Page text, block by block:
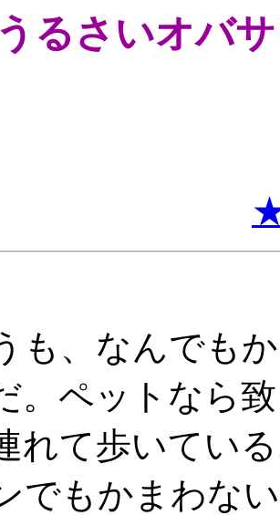
るさいオバサ
も、なんでも
。ペットなら
れて歩いてい
でもかまわな